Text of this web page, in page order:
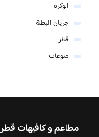
الوكرة
جريان البطنة
قطر
منوعات
مطاعم و كافيهات قطر